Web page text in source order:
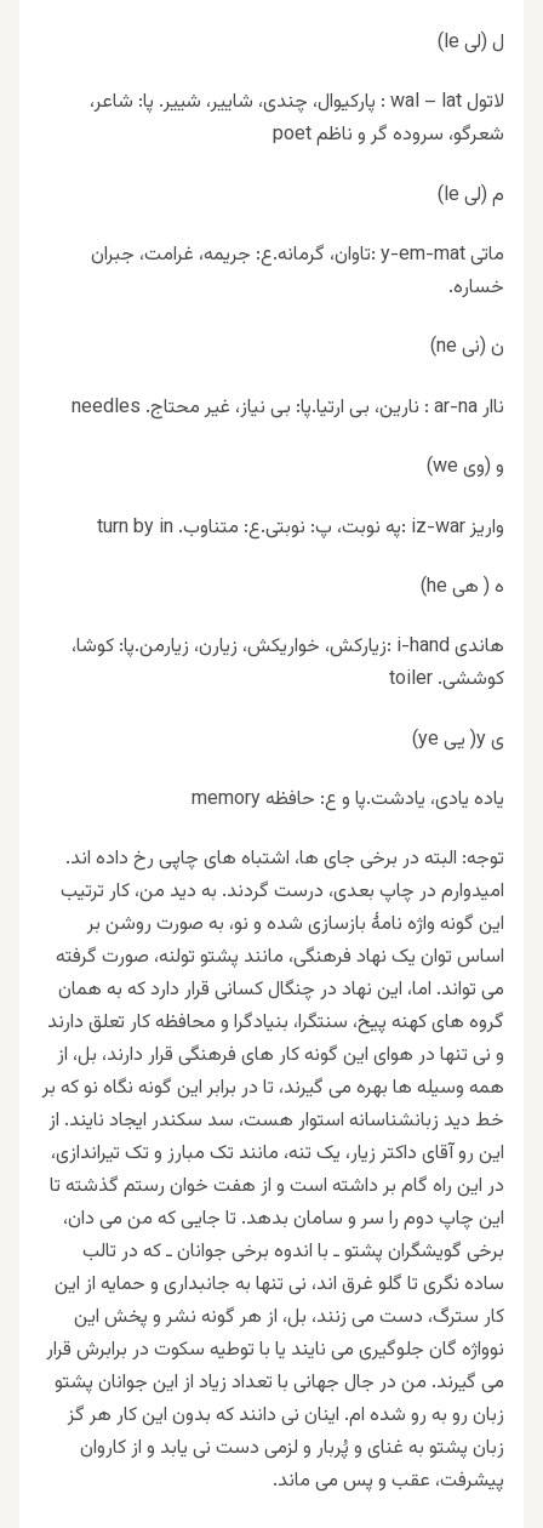
ل (لی le)
لاتول wal – lat : پارکیوال، چندی، شاییر، شییر. پا: شاعر،
شعرگو، سروده گر و ناظم poet
م (لی le)
ماتی y-em-mat :تاوان، گرمانه.ع: جریمه، غرامت، جبران
خساره.
ن (نی ne)
ناا‌ر ar-na : نارین، بی ارتیا.پا: بی نیاز، غیر محتاج. needles
و (وی we)
واریز iz-war :په نوبت، پ: نوبتی.ع: متناوب. turn by in
ه ( هی he)
هاندی i-hand :زیارکش، خواریکش، زیارن، زیارمن.پا: کوشا،
کوششی. toiler
ی y( یی ye)
یاده یادی، یادشت.پا و ع: حافظه memory
توجه: البته در برخی جای ها، اشتباه های چاپی رخ داده اند.
امیدوارم در چاپ بعدی، درست گردند. به دید من، کار ترتیب
این گونه واژه نامهٔ بازسازی شده و نو، به صورت روشن بر
اساس توان یک نهاد فرهنگی، مانند پشتو تولنه، صورت گرفته
می تواند. اما، این نهاد در چنگال کسانی قرار دارد که به همان
گروه های کهنه پیخ، سنتگرا، بنیادگرا و محافظه کار تعلق دارند
و نی تنها در هوای این گونه کار های فرهنگی قرار دارند، بل، از
همه وسیله ها بهره می گیرند، تا در برابر این گونه نگاه نو که بر
خط دید زبانشناسانه استوار هست، سد سکندر ایجاد نایند. از
این رو آقای داکتر زیار، یک تنه، مانند تک مبارز و تک تیراندازی،
در این راه گام بر داشته است و از هفت خوان رستم گذشته تا
این چاپ دوم را سر و سامان بدهد. تا جایی که من می دان،
برخی گویشگران پشتو ـ با اندوه برخی جوانان ـ که در تالب
ساده نگری تا گلو غرق اند، نی تنها به جانبداری و حمایه از این
کار سترگ، دست می زنند، بل، از هر گونه نشر و پخش این
نوواژه گان جلوگیری می نایند یا با توطیه سکوت در برابرش قرار
می گیرند. من در جال جهانی با تعداد زیاد از این جوانان پشتو
زبان رو به رو شده ام. اینان نی دانند که بدون این کار هر گز
زبان پشتو به غنای و پُربار و لزمی دست نی یابد و از کاروان
پیشرفت، عقب و پس می ماند.